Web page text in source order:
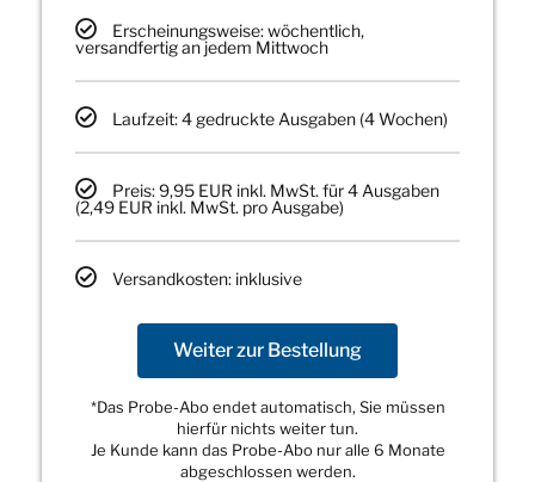
Erscheinungsweise: wöchentlich,
versandfertig an jedem Mittwoch
Laufzeit: 4 gedruckte Ausgaben (4 Wochen)
Preis: 9,95 EUR inkl. MwSt. für 4 Ausgaben
(2,49 EUR inkl. MwSt. pro Ausgabe)
Versandkosten: inklusive
Weiter zur Bestellung
*Das Probe-Abo endet automatisch, Sie müssen
hierfür nichts weiter tun.
Je Kunde kann das Probe-Abo nur alle 6 Monate
abgeschlossen werden.